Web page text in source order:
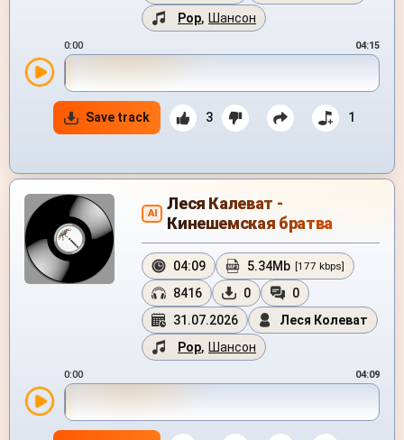
Pop, Шансон
0:00 04:15
Save track 3 1
AI
Леся Калеват -
Кинешемская братва
04:09 5.34Mb [177 kbps]
8416 0
0
31.07.2026
Леся Колеват
Pop, Шансон
0:00 04:09